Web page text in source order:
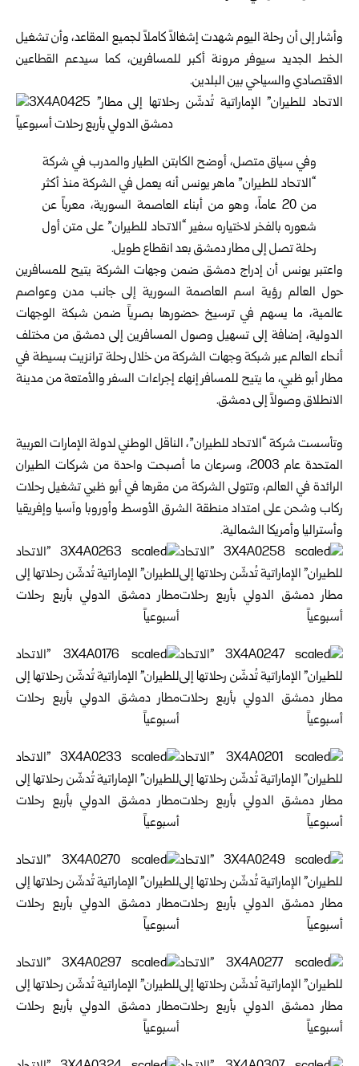
وأشار إلى أن رحلة اليوم شهدت إشغالاً كاملاً لجميع المقاعد، وأن تشغيل
الخط الجديد سيوفر مرونة أكبر للمسافرين، كما سيدعم القطاعين
الاقتصادي والسياحي بين البلدين.
وفي سياق متصل، أوضح الكابتن الطيار والمدرب في شركة
“الاتحاد للطيران” ماهر يونس أنه يعمل في الشركة منذ أكثر
من 20 عاماً، وهو من أبناء العاصمة السورية، معرباً عن
شعوره بالفخر لاختياره سفير “الاتحاد للطيران” على متن أول
رحلة تصل إلى مطار دمشق بعد انقطاع طويل.
واعتبر يونس أن إدراج دمشق ضمن وجهات الشركة يتيح للمسافرين
حول العالم رؤية اسم العاصمة السورية إلى جانب مدن وعواصم
عالمية، ما يسهم في ترسيخ حضورها بصرياً ضمن شبكة الوجهات
الدولية، إضافة إلى تسهيل وصول المسافرين إلى دمشق من مختلف
أنحاء العالم عبر شبكة وجهات الشركة من خلال رحلة ترانزيت بسيطة في
مطار أبو ظبي، ما يتيح للمسافر إنهاء إجراءات السفر والأمتعة من مدينة
الانطلاق وصولاً إلى دمشق.
وتأسست شركة “الاتحاد للطيران”، الناقل الوطني لدولة الإمارات العربية
المتحدة عام 2003، وسرعان ما أصبحت واحدة من شركات الطيران
الرائدة في العالم، وتتولى الشركة من مقرها في أبو ظبي تشغيل رحلات
ركاب وشحن على امتداد منطقة الشرق الأوسط وأوروبا وآسيا وإفريقيا
وأستراليا وأمريكا الشمالية.